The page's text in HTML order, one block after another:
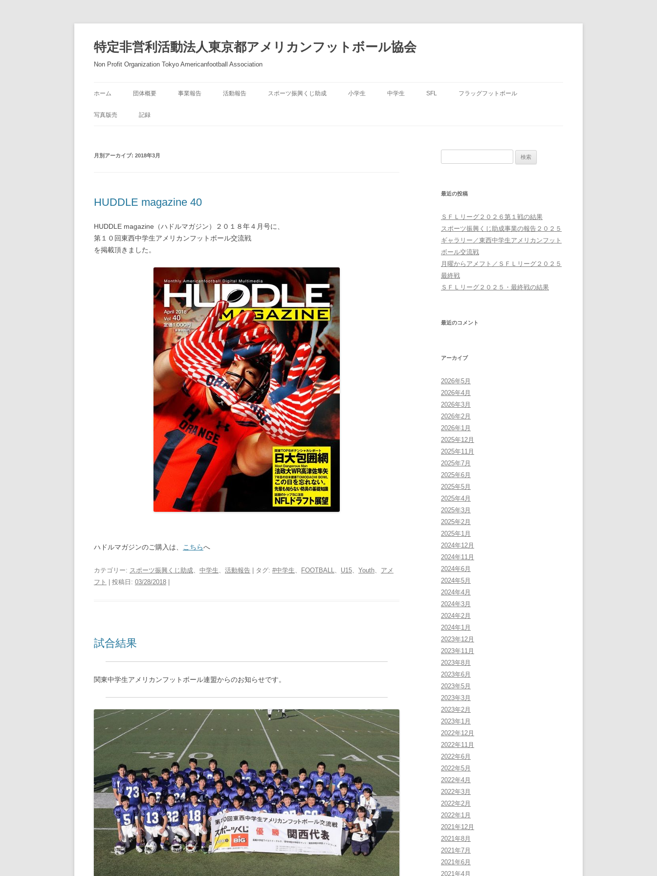
テ
ン
ツ
へ
ス
特定非営利活動法人東京都アメリカンフットボール協会
Non Profit Organization Tokyo Americanfootball Association
ホーム 団体概要 事業報告 活動報告 スポーツ振興くじ助成 小学生 中学生 SFL フラッグフットボール
写真版売 記録
月別アーカイブ: 2018年3月
HUDDLE magazine 40
HUDDLE magazine（ハドルマガジン）２０１８年４月号に、
第１０回東西中学生アメリカンフットボール交流戦
を掲載頂きました。
ハドルマガジンのご購入は、 こちらへ
カテゴリー: スポーツ振興くじ助成、 中学生、 活動報告 | タグ: #中学生、 FOOTBALL、 U15、 Youth、 アメ
フト
| 投稿日: 03/28/2018
試合結果
関東中学生アメリカンフットボール連盟からのお知らせです。
最近の投稿
ＳＦＬリーグ２０２６第１戦の結果
スポーツ振興くじ助成事業の報告２０２５
ギャラリー／東西中学生アメリカンフット
ボール交流戦
月曜からアメフト／ＳＦＬリーグ２０２５
最終戦
ＳＦＬリーグ２０２５・最終戦の結果
最近のコメント
アーカイブ
2026年5月
2026年4月
2026年3月
2026年2月
2026年1月
2025年12月
2025年11月
2025年7月
2025年6月
2025年5月
2025年4月
2025年3月
2025年2月
2025年1月
2024年12月
2024年11月
2024年6月
2024年5月
2024年4月
2024年3月
2024年2月
2024年1月
2023年12月
2023年11月
2023年8月
2023年6月
2023年5月
2023年3月
2023年2月
2023年1月
2022年12月
2022年11月
2022年6月
2022年5月
2022年4月
2022年3月
2022年2月
2022年1月
2021年12月
2021年8月
2021年7月
2021年6月
2021年4月